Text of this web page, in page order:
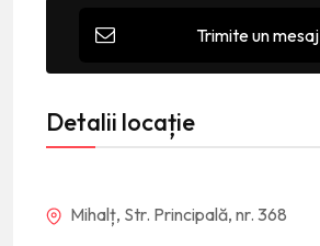
Trimite un mesaj
Detalii locație
Mihalț, Str. Principală, nr. 368